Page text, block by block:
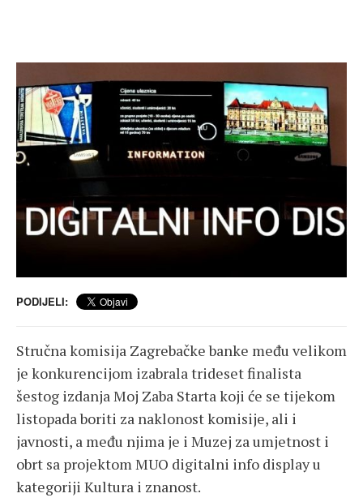
PODIJELI:
Stručna komisija Zagrebačke banke među velikom
je konkurencijom izabrala trideset finalista
šestog izdanja Moj Zaba Starta koji će se tijekom
listopada boriti za naklonost komisije, ali i
javnosti, a među njima je i Muzej za umjetnost i
obrt sa projektom MUO digitalni info display u
kategoriji Kultura i znanost.